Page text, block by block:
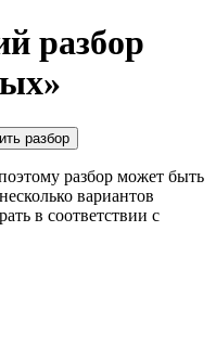
разбор
разбор
разбор может быть
вариантов
в соответствии с